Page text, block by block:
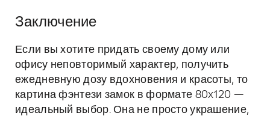
Заключение
Если вы хотите придать своему дому или
офису неповторимый характер, получить
ежедневную дозу вдохновения и красоты, то
картина фэнтези замок в формате 80x120 —
идеальный выбор. Она не просто украшение,